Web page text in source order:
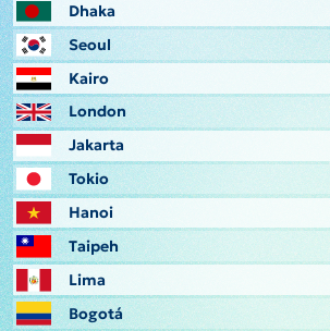
Dhaka
Seoul
Kairo
London
Jakarta
Tokio
Hanoi
Taipeh
Lima
Bogotá